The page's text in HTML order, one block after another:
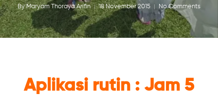
By Maryam Thoraya Arifin 18 November 2015 No Comments
Aplikasi rutin : Jam 5